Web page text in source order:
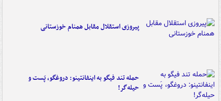
پیروزی استقلال مقابل همنام خوزستانی
حمله تند فیگو به اینفانتینو: دروغگو، پَست‌ و
حیله‌گر!